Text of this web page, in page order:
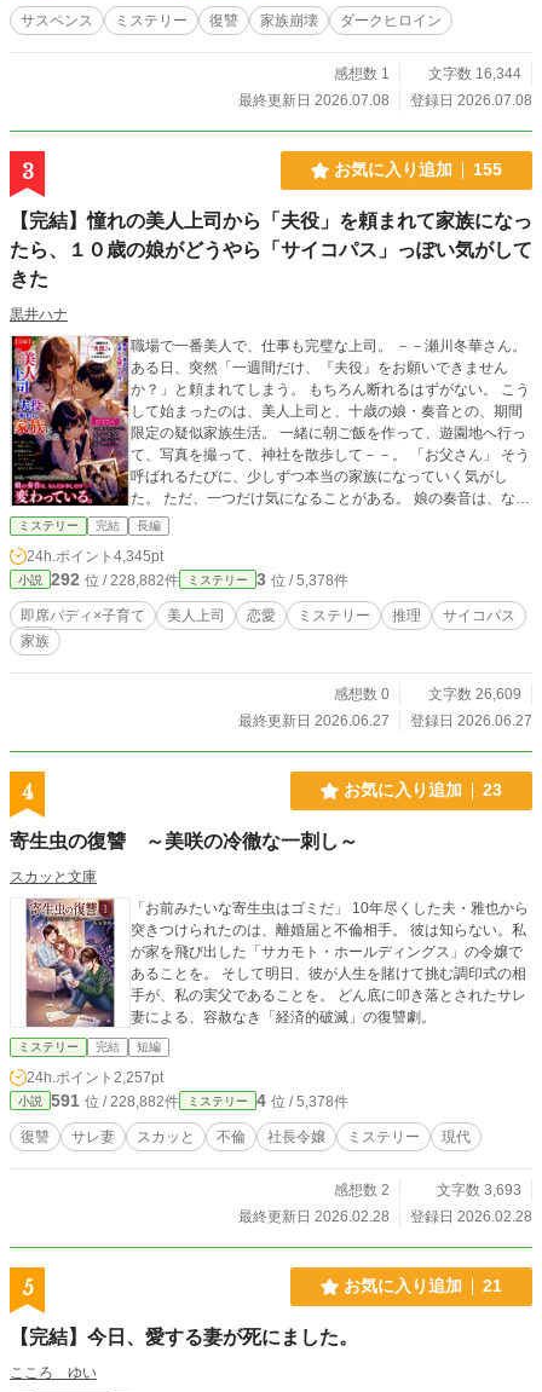
その顔は私ではなかった。 私は玄関で立ち尽くした。手足
の先が冷たくなっていく。
サスペンス ミステリー 復讐 家族崩壊 ダークヒロイン
感想数 1
文字数 16,344
最終更新日 2026.07.08
登録日 2026.07.08
3 お気に入り追加 155
【完結】憧れの美人上司から「夫役」を頼まれて家族になっ
たら、１０歳の娘がどうやら「サイコパス」っぽい気がして
きた
黒井ハナ
職場で一番美人で、仕事も完璧な上司。 －－瀬川冬華さん。
ある日、突然「一週間だけ、『夫役』をお願いできません
か？」と頼まれてしまう。 もちろん断れるはずがない。 こう
して始まったのは、美人上司と、十歳の娘・奏音との、期間
限定の疑似家族生活。 一緒に朝ご飯を作って、遊園地へ行っ
て、写真を撮って、神社を散歩して－－。 「お父さん」 そう
呼ばれるたびに、少しずつ本当の家族になっていく気がし
た。 ただ、一つだけ気になることがある。 娘の奏音は、なん
だか少しだけ……変わっている。 そんな違和感。 十歳にして
は、理屈っぽい。 遊園地では変なことばかり口にする。 で
ミステリー 完結 長編
24h.ポイント 4,345pt
小説 292 位 / 228,882件 ミステリー 3 位 / 5,378件
即席バディ×子育て 美人上司 恋愛 ミステリー 推理
サイコパス
家族
感想数 0
文字数 26,609
最終更新日 2026.06.27
登録日 2026.06.27
4 お気に入り追加 23
寄生虫の復讐 ～美咲の冷徹な一刺し～
スカッと文庫
「お前みたいな寄生虫はゴミだ」 10年尽くした夫・雅也から
突きつけられたのは、離婚届と不倫相手。 彼は知らない。私
が家を飛び出した「サカモト・ホールディングス」の令嬢で
あることを。 そして明日、彼が人生を賭けて挑む調印式の相
手が、私の実父であることを。 どん底に叩き落とされたサレ
妻による、容赦なき「経済的破滅」の復讐劇。
ミステリー 完結 短編
24h.ポイント 2,257pt
小説 591 位 / 228,882件 ミステリー 4 位 / 5,378件
復讐 サレ妻 スカッと 不倫 社長令嬢 ミステリー 現代
感想数 2
文字数 3,693
最終更新日 2026.02.28
登録日 2026.02.28
5 お気に入り追加 21
【完結】今日、愛する妻が死にました。
こころ ゆい